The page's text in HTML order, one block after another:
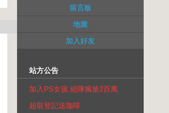
留言板
地圖
加入好友
站方公告
加入PS女孩 組隊瘋搶2百萬
超取登記送咖啡